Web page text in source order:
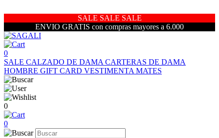
SALE SALE SALE
ENVIO GRATIS con compras mayores a 6.000
0
SALE CALZADO DE DAMA CARTERAS DE DAMA
HOMBRE GIFT CARD VESTIMENTA MATES
0
0